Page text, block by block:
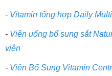
- Vitamin tổng hợp Daily
- Viên uống bổ sung sắt
viên
- Viên Bổ Sung Vitamin